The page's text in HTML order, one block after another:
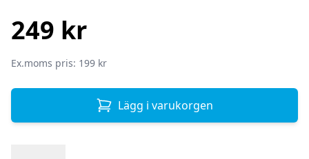
249 kr
Ex.moms pris: 199 kr
Lägg i varukorgen